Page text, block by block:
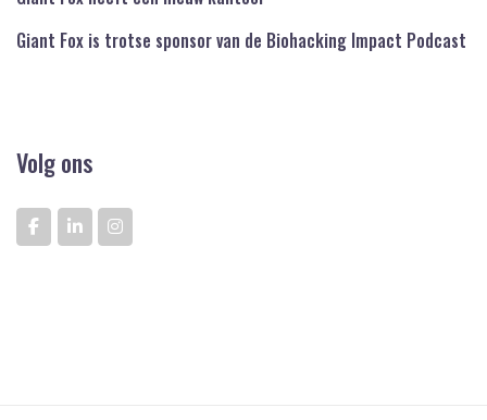
Giant Fox is trotse sponsor van de Biohacking Impact Podcast
Volg ons